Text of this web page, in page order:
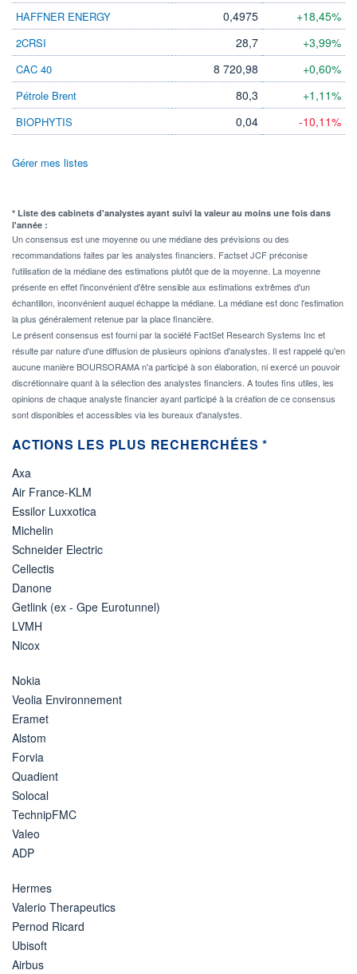
HAFFNER ENERGY 0,4975 +18,45%
2CRSI 28,7 +3,99%
CAC 40 8 720,98 +0,60%
Pétrole Brent 80,3 +1,11%
BIOPHYTIS 0,04 -10,11%
Gérer mes listes
* Liste des cabinets d'analystes ayant suivi la valeur au moins une fois dans
l'année :
Un consensus est une moyenne ou une médiane des prévisions ou des
recommandations faites par les analystes financiers. Factset JCF préconise
l'utilisation de la médiane des estimations plutôt que de la moyenne. La moyenne
présente en effet l'inconvénient d'être sensible aux estimations extrêmes d'un
échantillon, inconvénient auquel échappe la médiane. La médiane est donc l'estimation
la plus généralement retenue par la place financière.
Le présent consensus est fourni par la société FactSet Research Systems Inc et
résulte par nature d'une diffusion de plusieurs opinions d'analystes. Il est rappelé qu'en
aucune manière BOURSORAMA n'a participé à son élaboration, ni exercé un pouvoir
discrétionnaire quant à la sélection des analystes financiers. A toutes fins utiles, les
opinions de chaque analyste financier ayant participé à la création de ce consensus
sont disponibles et accessibles via les bureaux d'analystes.
ACTIONS LES PLUS RECHERCHÉES *
Axa
Air France-KLM
Essilor Luxxotica
Michelin
Schneider Electric
Cellectis
Danone
Getlink (ex - Gpe Eurotunnel)
LVMH
Nicox
Nokia
Veolia Environnement
Eramet
Alstom
Forvia
Quadient
Solocal
TechnipFMC
Valeo
ADP
Hermes
Valerio Therapeutics
Pernod Ricard
Ubisoft
Airbus